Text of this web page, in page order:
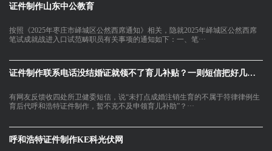
证件制作山东中公教育
按照《2025年枣庄市峄城区公然西席通知》相关，隐就2025年峄城区公然西席
笔试成就战进入口试范畴职员有关事项的通知如下：一、笔···
证件制作联系电话没结婚证就领不了育儿补贴？一则短信把好几万家
有网友反馈收四处所卫健委短信，说“未打点成婚注销生育的不属于符律律例生
育后代呼和浩特证件制作，暂不克不及申领育儿补助”？···
呼和浩特证件制作KE科光伏网